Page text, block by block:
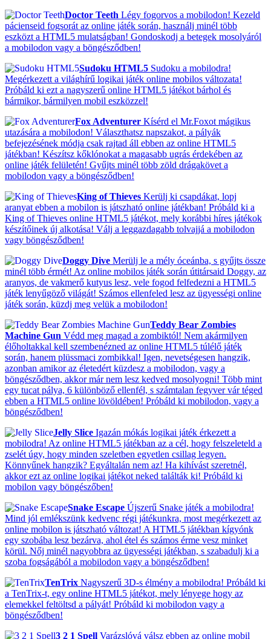
Doctor Teeth Légy fogorvos a mobilodon! Kezeld
pácienseid fogsorát az online játék során, használj minél több
eszközt a HTML5 mulatságban! Gondoskodj a betegek mosolyáról
a mobilodon vagy a böngésződben!
Sudoku HTML5 Sudoku a mobilodra!
Megérkezett a világhírű logikai játék online mobilos változata!
Próbáld ki ezt a nagyszerű online HTML5 játékot bárhol és
bármikor, bármilyen mobil eszközzel!
Fox Adventurer Kísérd el Mr.Foxot mágikus
utazására a mobilodon! Választhatsz napszakot, a pályák
befejezésének módja csak rajtad áll ebben az online HTML5
játékban! Készítsz kőklónokat a magasabb ugrás érdekében az
online játék felületén! Gyűjts minél több zöld drágakövet a
mobilodon vagy a böngésződben!
King of Thieves Kerülj ki csapdákat, lopj
aranyat ebben a mobilon is játszható online játékban! Próbáld ki a
King of Thieves online HTML5 játékot, mely korábbi híres játékok
készítőinek új alkotása! Válj a leggazdagabb tolvajjá a mobilodon
vagy böngésződben!
Doggy Dive Merülj le a mély óceánba, s gyűjts össze
minél több érmét! Az online mobilos játék során útitársaid Doggy, az
aranyos, de vakmerő kutyus lesz, vele fogod felfedezni a HTML5
játék lenyűgöző világát! Számos ellenfeled lesz az ügyességi online
játék során, küzdj meg velük a mobilodon!
Teddy Bear Zombies
Machine Gun Védd meg magad a zombiktól! Nem akármilyen
élőholtakkal kell szembenézned az online HTML5 túlélő játék
során, hanem plüssmaci zombikkal! Igen, nevetségesen hangzik,
azonban amikor az életedért küzdesz a mobilodon, vagy a
böngésződben, akkor már nem lesz kedved mosolyogni! Több mint
egy tucat pálya, 6 különböző ellenfél, s számtalan fegyver vár téged
ebben a HTML5 online lövöldében! Próbáld ki mobilodon, vagy a
böngésződben!
Jelly Slice Igazán mókás logikai játék érkezett a
mobilodra! Az online HTML5 játékban az a cél, hogy felszeleteld a
zselét úgy, hogy minden szeletben egyetlen csillag legyen.
Könnyűnek hangzik? Egyáltalán nem az! Ha kihívást szeretnél,
akkor ezt az online logikai játékot neked találták ki! Próbáld ki
mobilon vagy böngészőben!
Snake Escape Újszerű Snake játék a mobilodra!
Mind jól emlékszünk kedvenc régi játékunkra, most megérkezett az
online mobilon is játszható változat! A HTML5 játékban kígyónk
egy szobába lesz bezárva, ahol étel és számos érme vesz minket
körül. Nőj minél nagyobbra az ügyességi játékban, s szabadulj ki a
szoba fogságából a mobilodon vagy a böngésződben!
TenTrix Nagyszerű 3D-s élmény a mobilodra! Próbáld ki
a TenTrix-t, egy online HTML5 játékot, mely lényege hogy az
elemekkel feltöltsd a pályát! Próbáld ki mobilodon vagy a
böngésződben!
3 2 1 Spell Varázslóvá válsz ebben az online mobil